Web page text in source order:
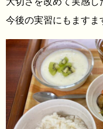
今後の実習にもますま